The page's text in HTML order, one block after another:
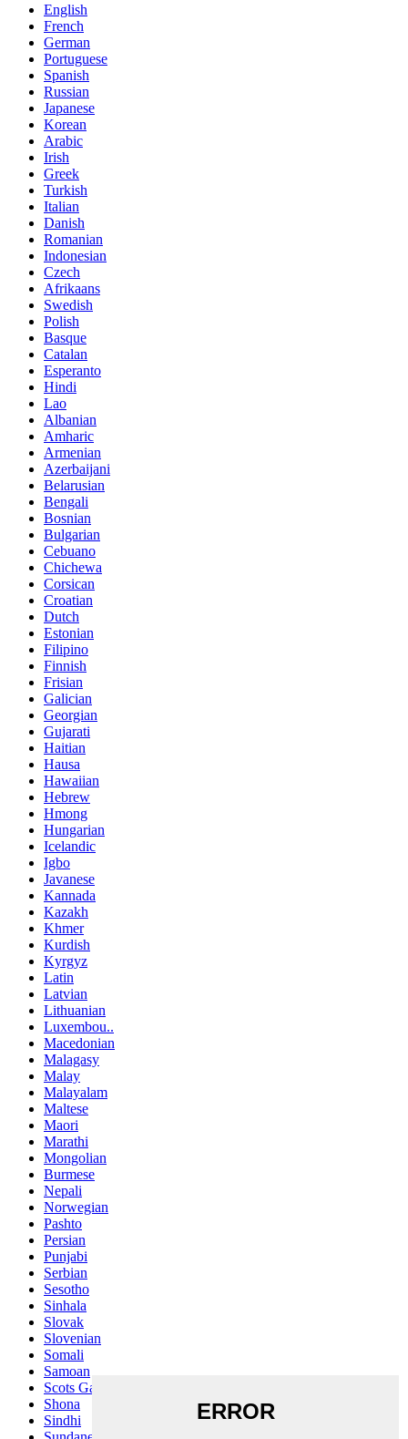
English
French
German
Portuguese
Spanish
Russian
Japanese
Korean
Arabic
Irish
Greek
Turkish
Italian
Danish
Romanian
Indonesian
Czech
Afrikaans
Swedish
Polish
Basque
Catalan
Esperanto
Hindi
Lao
Albanian
Amharic
Armenian
Azerbaijani
Belarusian
Bengali
Bosnian
Bulgarian
Cebuano
Chichewa
Corsican
Croatian
Dutch
Estonian
Filipino
Finnish
Frisian
Galician
Georgian
Gujarati
Haitian
Hausa
Hawaiian
Hebrew
Hmong
Hungarian
Icelandic
Igbo
Javanese
Kannada
Kazakh
Khmer
Kurdish
Kyrgyz
Latin
Latvian
Lithuanian
Luxembou..
Macedonian
Malagasy
Malay
Malayalam
Maltese
Maori
Marathi
Mongolian
Burmese
Nepali
Norwegian
Pashto
Persian
Punjabi
Serbian
Sesotho
Sinhala
Slovak
Slovenian
Somali
Samoan
Scots Gaelic
Shona
Sindhi